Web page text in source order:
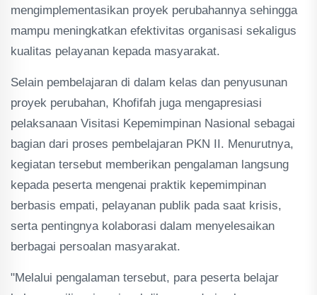
mengimplementasikan proyek perubahannya sehingga
mampu meningkatkan efektivitas organisasi sekaligus
kualitas pelayanan kepada masyarakat.
Selain pembelajaran di dalam kelas dan penyusunan
proyek perubahan, Khofifah juga mengapresiasi
pelaksanaan Visitasi Kepemimpinan Nasional sebagai
bagian dari proses pembelajaran PKN II. Menurutnya,
kegiatan tersebut memberikan pengalaman langsung
kepada peserta mengenai praktik kepemimpinan
berbasis empati, pelayanan publik pada saat krisis,
serta pentingnya kolaborasi dalam menyelesaikan
berbagai persoalan masyarakat.
"Melalui pengalaman tersebut, para peserta belajar